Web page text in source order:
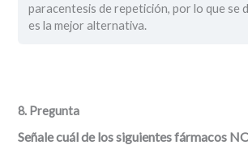
paracentesis de repetición, por lo que se
es la mejor alternativa.
8. Pregunta
Señale cuál de los siguientes fármacos